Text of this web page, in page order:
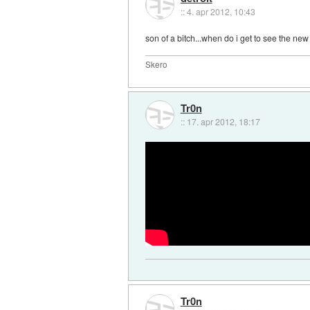
::4. apr 2012, 10:43
son of a bitch...when do i get to see the
Skero
Tr0n
:: 17. apr 2012, 18:17
Tr0n